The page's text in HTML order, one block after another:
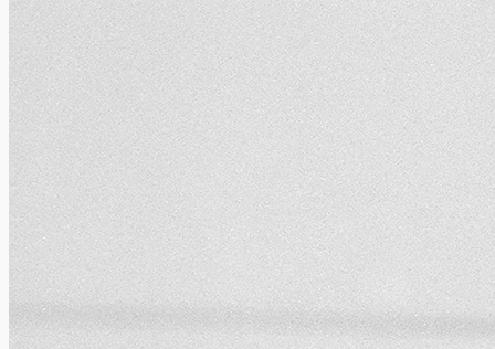
artistes